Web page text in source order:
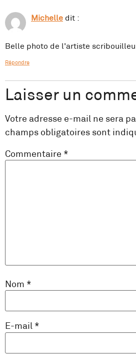
Michelle dit :
Belle photo de l'artiste
Répondre
Laisser un
Votre adresse e-mail ne sera
champs obligatoires sont
Commentaire *
Nom *
E-mail *